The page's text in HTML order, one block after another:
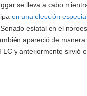
se lleva a cabo
en una elección especial
estatal en el
apareció de
y anteriormente sirvió